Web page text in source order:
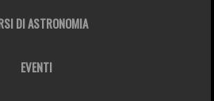
DI ASTRONOMIA
EVENTI